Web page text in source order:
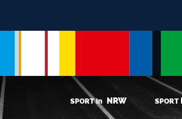
SPORT in NRW SPORT